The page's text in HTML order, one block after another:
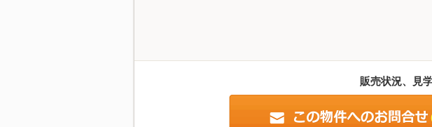
販売状況、見